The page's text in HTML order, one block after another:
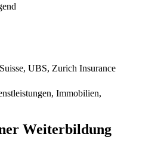
UBS, Zurich Insurance
Immobilien,
Weiterbildung